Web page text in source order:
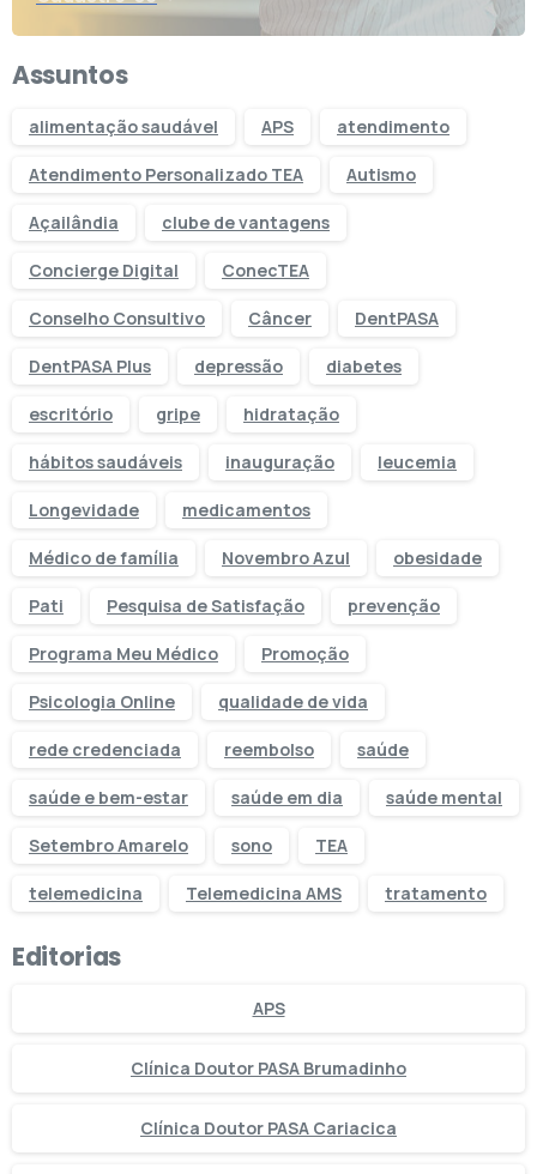
Assuntos
alimentação saudável APS atendimento
Atendimento Personalizado TEA Autismo
Açailândia clube de vantagens
Concierge Digital ConecTEA
Conselho Consultivo Câncer DentPASA
DentPASA Plus depressão diabetes
escritório gripe hidratação
hábitos saudáveis inauguração leucemia
Longevidade medicamentos
Médico de família Novembro Azul obesidade
Pati Pesquisa de Satisfação prevenção
Programa Meu Médico Promoção
Psicologia Online qualidade de vida
rede credenciada reembolso saúde
saúde e bem-estar saúde em dia saúde mental
Setembro Amarelo sono TEA
telemedicina Telemedicina AMS tratamento
Editorias
APS
Clínica Doutor PASA Brumadinho
Clínica Doutor PASA Cariacica